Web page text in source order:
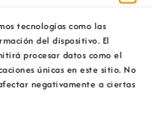
tecnologías como las
del dispositivo. El
procesar datos como el
únicas en este sitio. No
negativamente a ciertas